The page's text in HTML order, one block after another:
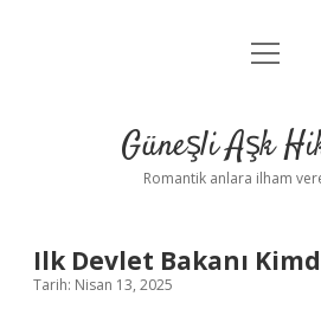
Anasayfa
Yasal Uyarı
menüyü
Güneşli Aşk
Romantik anlara ilham
Ilk Devlet Bakanı
Tarih: Nisan 13, 2025